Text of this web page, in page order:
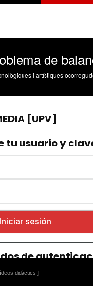
balances
ocorregudes en els tres